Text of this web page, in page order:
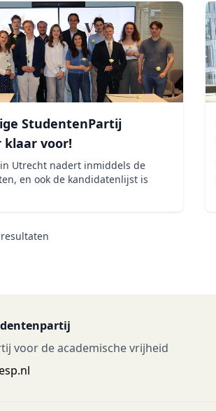
StudentenPartij
klaar voor!
Utrecht nadert inmiddels de
en ook de kandidatenlijst is
resultaten
voor de academische vrijheid